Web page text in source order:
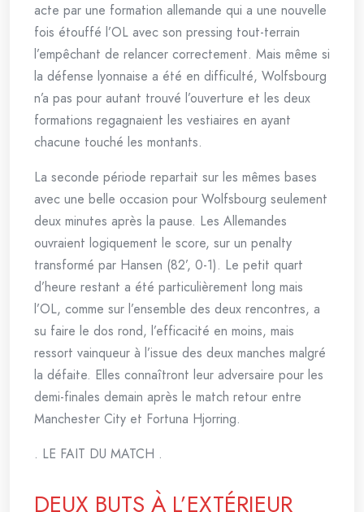
acte par une formation allemande qui a une nouvelle
fois étouffé l’OL avec son pressing tout-terrain
l’empêchant de relancer correctement. Mais même si
la défense lyonnaise a été en difficulté, Wolfsbourg
n’a pas pour autant trouvé l’ouverture et les deux
formations regagnaient les vestiaires en ayant
chacune touché les montants.
La seconde période repartait sur les mêmes bases
avec une belle occasion pour Wolfsbourg seulement
deux minutes après la pause. Les Allemandes
ouvraient logiquement le score, sur un penalty
transformé par Hansen (82’, 0-1). Le petit quart
d’heure restant a été particulièrement long mais
l’OL, comme sur l’ensemble des deux rencontres, a
su faire le dos rond, l’efficacité en moins, mais
ressort vainqueur à l’issue des deux manches malgré
la défaite. Elles connaîtront leur adversaire pour les
demi-finales demain après le match retour entre
Manchester City et Fortuna Hjorring.
. LE FAIT DU MATCH .
DEUX BUTS À L’EXTÉRIEUR